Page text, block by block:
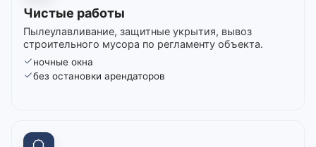
Чистые работы
Пылеулавливание, защитные укрытия, вывоз
строительного мусора по регламенту объекта.
ночные окна
без остановки арендаторов